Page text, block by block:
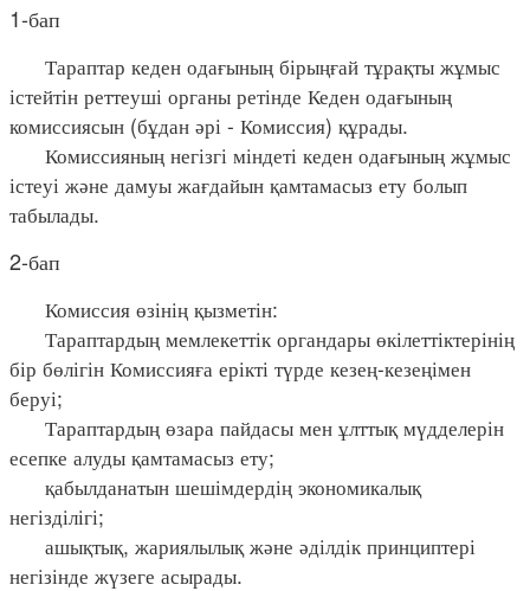
1-бап
Тараптар кеден одағының бірыңғай тұрақты жұмыс
істейтін реттеуші органы ретінде Кеден одағының
комиссиясын (бұдан әрі - Комиссия) құрады.
Комиссияның негізгі міндеті кеден одағының жұмыс
істеуі және дамуы жағдайын қамтамасыз ету болып
табылады.
2-бап
Комиссия өзінің қызметін:
Тараптардың мемлекеттік органдары өкілеттіктерінің
бір бөлігін Комиссияға ерікті түрде кезең-кезеңімен
беруі;
Тараптардың өзара пайдасы мен ұлттық мүдделерін
есепке алуды қамтамасыз ету;
қабылданатын шешімдердің экономикалық
негізділігі;
ашықтық, жариялылық және әділдік принциптері
негізінде жүзеге асырады.